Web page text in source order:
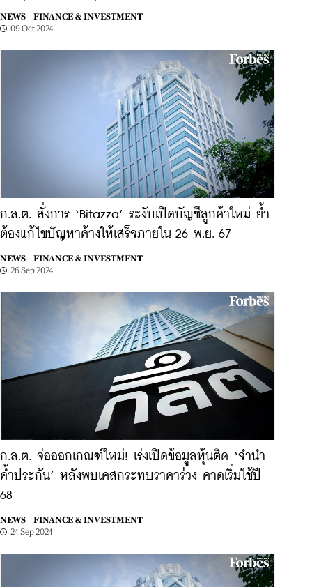
NEWS |
FINANCE & INVESTMENT
09 Oct 2024
ก.ล.ต. สั่งการ ‘Bitazza’ ระงับเปิดบัญชีลูกค้าใหม่ ย้ำ
ต้องแก้ไขปัญหาค้างให้เสร็จภายใน 26 พ.ย. 67
NEWS |
FINANCE & INVESTMENT
26 Sep 2024
ก.ล.ต. จ่อออกเกณฑ์ใหม่! เร่งเปิดข้อมูลหุ้นติด ‘จำนำ-
ค้ำประกัน’ หลังพบเคสกระทบราคาร่วง คาดเริ่มใช้ปี
68
NEWS |
FINANCE & INVESTMENT
24 Sep 2024